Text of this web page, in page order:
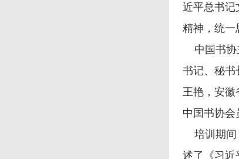
近平总书记
精神，统一
中国书协
书记、秘书
王艳，安徽
中国书协会
培训期间
述了《习近